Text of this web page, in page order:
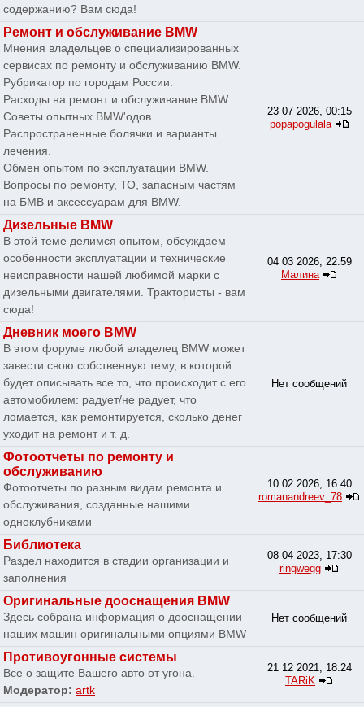
содержанию? Вам сюда!
Ремонт и обслуживание BMW
Мнения владельцев о специализированных
сервисах по ремонту и обслуживанию BMW.
Рубрикатор по городам России.
Расходы на ремонт и обслуживание BMW.
Советы опытных BMW'одов.
Распространенные болячки и варианты
лечения.
Обмен опытом по эксплуатации BMW.
Вопросы по ремонту, ТО, запасным частям
на БМВ и аксессуарам для BMW.
23 07 2026, 00:15
popapogulala
Дизельные BMW
В этой теме делимся опытом, обсуждаем
особенности эксплуатации и технические
неисправности нашей любимой марки с
дизельными двигателями. Трактористы - вам
сюда!
04 03 2026, 22:59
Малина
Дневник моего BMW
В этом форуме любой владелец BMW может
завести свою собственную тему, в которой
будет описывать все то, что происходит с его
автомобилем: радует/не радует, что
ломается, как ремонтируется, сколько денег
уходит на ремонт и т. д.
Нет сообщений
Фотоотчеты по ремонту и
обслуживанию
Фотоотчеты по разным видам ремонта и
обслуживания, созданные нашими
одноклубниками
10 02 2026, 16:40
romanandreev_78
Библиотека
Раздел находится в стадии организации и
заполнения
08 04 2023, 17:30
ringwegg
Оригинальные дооснащения BMW
Здесь собрана информация о дооснащении
наших машин оригинальными опциями BMW
Нет сообщений
Противоугонные системы
Все о защите Вашего авто от угона.
Модератор: artk
21 12 2021, 18:24
TARiK